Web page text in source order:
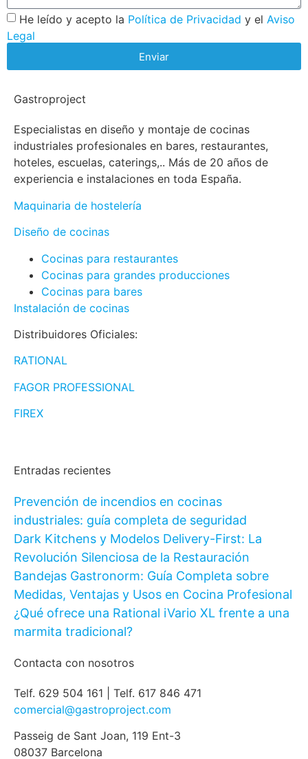
He leído y acepto la Política de Privacidad y el Aviso
Legal
Enviar
Gastroproject
Especialistas en diseño y montaje de cocinas
industriales profesionales en bares, restaurantes,
hoteles, escuelas, caterings,.. Más de 20 años de
experiencia e instalaciones en toda España.
Maquinaria de hostelería
Diseño de cocinas
Cocinas para restaurantes
Cocinas para grandes producciones
Cocinas para bares
Instalación de cocinas
Distribuidores Oficiales:
RATIONAL
FAGOR PROFESSIONAL
FIREX
Entradas recientes
Prevención de incendios en cocinas
industriales: guía completa de seguridad
Dark Kitchens y Modelos Delivery-First: La
Revolución Silenciosa de la Restauración
Bandejas Gastronorm: Guía Completa sobre
Medidas, Ventajas y Usos en Cocina Profesional
¿Qué ofrece una Rational iVario XL frente a una
marmita tradicional?
Contacta con nosotros
Telf. 629 504 161 | Telf. 617 846 471
comercial@gastroproject.com
Passeig de Sant Joan, 119 Ent-3
08037 Barcelona